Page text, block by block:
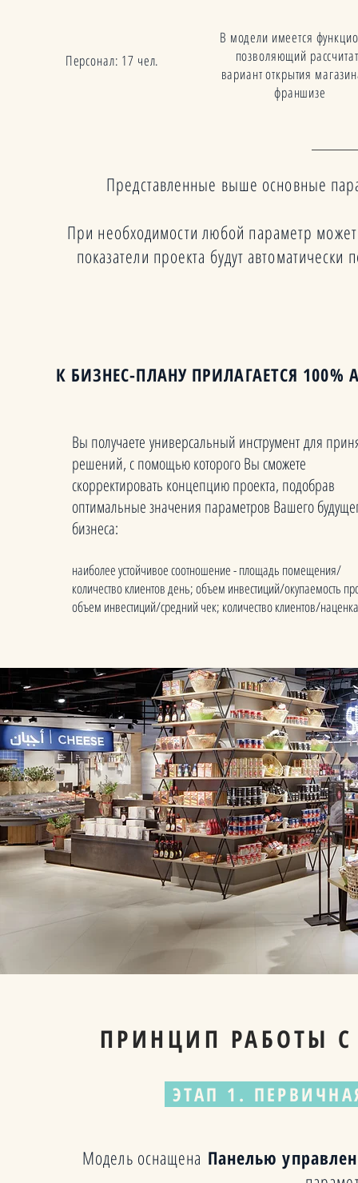
Персонал: 17 чел.
В модели имеется
позволяющий
вариант открытия
франшизе
Представленные выше основные
При необходимости любой параметр
показатели проекта будут
К БИЗНЕС-ПЛАНУ ПРИЛАГАЕТСЯ
Вы получаете универсальный инструмент для
решений, с помощью которого Вы сможете
скорректировать концепцию проекта, подобрав
оптимальные значения параметров Вашего
бизнеса:
наиболее устойчивое соотношение - площадь помещения/
количество клиентов день; объем инвестиций/окупаемость
объем инвестиций/средний чек; количество клиентов/
ПРИНЦИП РАБОТЫ
ЭТАП 1.
Модель оснащена Панелью